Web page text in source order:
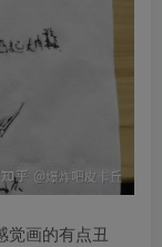
觉画的有点丑